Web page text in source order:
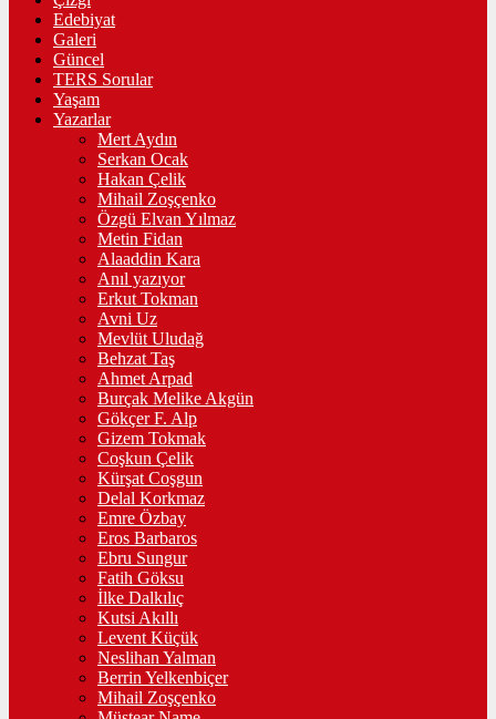
Edebiyat
Galeri
Güncel
TERS Sorular
Yaşam
Yazarlar
Mert Aydın
Serkan Ocak
Hakan Çelik
Mihail Zoşçenko
Özgü Elvan Yılmaz
Metin Fidan
Alaaddin Kara
Anıl yazıyor
Erkut Tokman
Avni Uz
Mevlüt Uludağ
Behzat Taş
Ahmet Arpad
Burçak Melike Akgün
Gökçer F. Alp
Gizem Tokmak
Coşkun Çelik
Kürşat Coşgun
Delal Korkmaz
Emre Özbay
Eros Barbaros
Ebru Sungur
Fatih Göksu
İlke Dalkılıç
Kutsi Akıllı
Levent Küçük
Neslihan Yalman
Berrin Yelkenbiçer
Mihail Zoşçenko